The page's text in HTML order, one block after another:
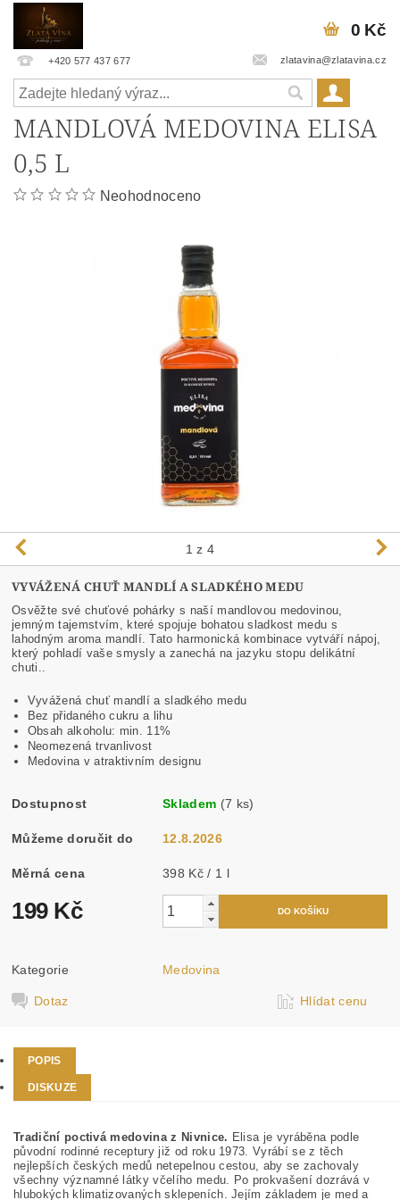
+420 577 437 677 zlatavina@zlatavina.cz
0 Kč
MANDLOVÁ MEDOVINA ELISA
0,5 L
Neohodnoceno
1 z 4
VYVÁŽENÁ CHUŤ MANDLÍ A SLADKÉHO MEDU
Osvěžte své chuťové pohárky s naší mandlovou medovinou,
jemným tajemstvím, které spojuje bohatou sladkost medu s
lahodným aroma mandlí. Tato harmonická kombinace vytváří nápoj,
který pohladí vaše smysly a zanechá na jazyku stopu delikátní
chuti..
Vyvážená chuť mandlí a sladkého medu
Bez přidaného cukru a lihu
Obsah alkoholu: min. 11%
Neomezená trvanlivost
Medovina v atraktivním designu
Dostupnost Skladem (7 ks)
Můžeme doručit do 12.8.2026
Měrná cena 398 Kč / 1 l
199 Kč
Kategorie Medovina
Dotaz Hlídat cenu
POPIS
DISKUZE
Tradiční poctivá medovina z Nivnice. Elisa je vyráběna podle
původní rodinné receptury již od roku 1973. Vyrábí se z těch
nejlepších českých medů netepelnou cestou, aby se zachovaly
všechny významné látky včelího medu. Po prokvašení dozrává v
hlubokých klimatizovaných sklepeních. Jejím základem je med a